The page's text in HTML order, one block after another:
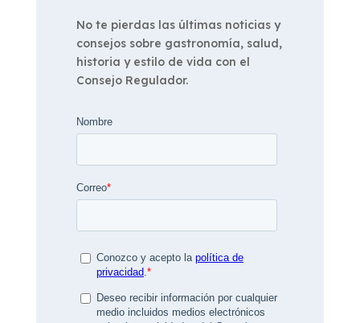
No te pierdas las últimas noticias y
consejos sobre gastronomía, salud,
historia y estilo de vida con el
Consejo Regulador.